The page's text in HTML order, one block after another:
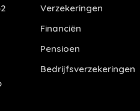
Verzekeringen
Financiën
Pensioen
Bedrijfsverzekeringen